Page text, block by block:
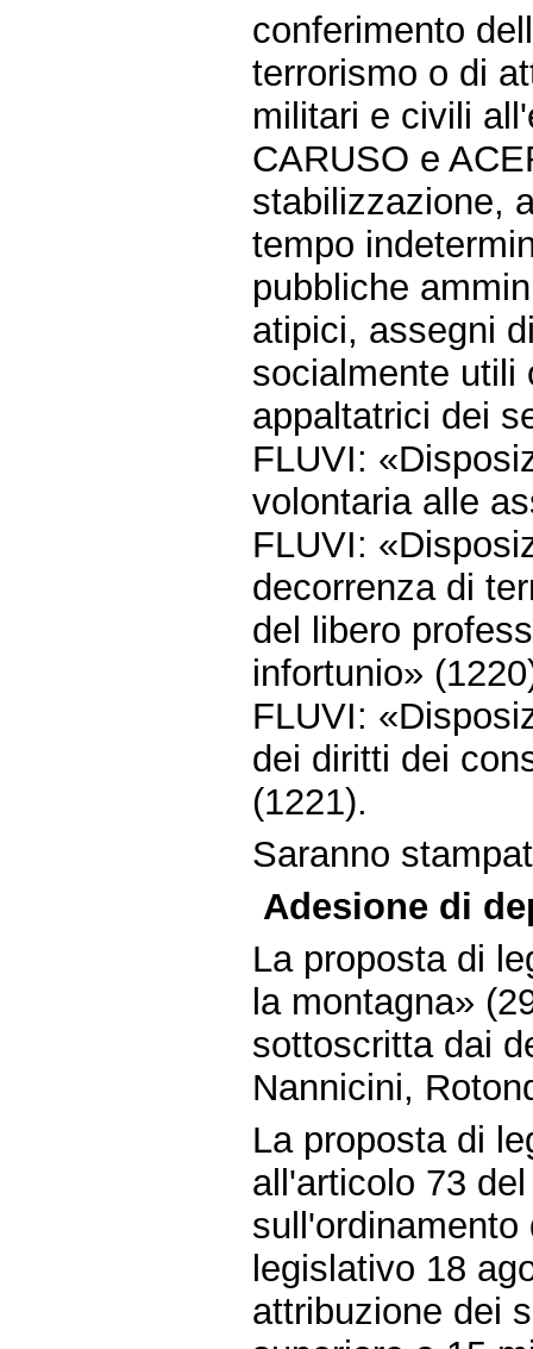
conferimento
terrorismo o di
militari e civili
CARUSO e
stabilizzazione,
tempo
pubbliche
atipici, assegni
socialmente utili
appaltatrici dei
FLUVI:
volontaria alle
FLUVI:
decorrenza di
del libero
infortunio»
FLUVI:
dei diritti dei
(1221).
Saranno
Adesione di
La proposta di
la montagna»
sottoscritta dai
Nannicini,
La proposta di
all'articolo 73
legislativo 18
attribuzione dei